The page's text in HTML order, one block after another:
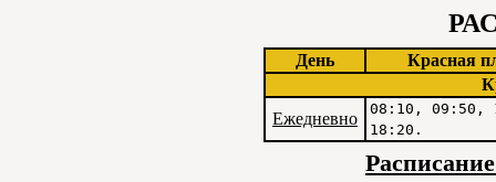
День
Красная
Ежедневно
08:10, 09:50,
18:20.